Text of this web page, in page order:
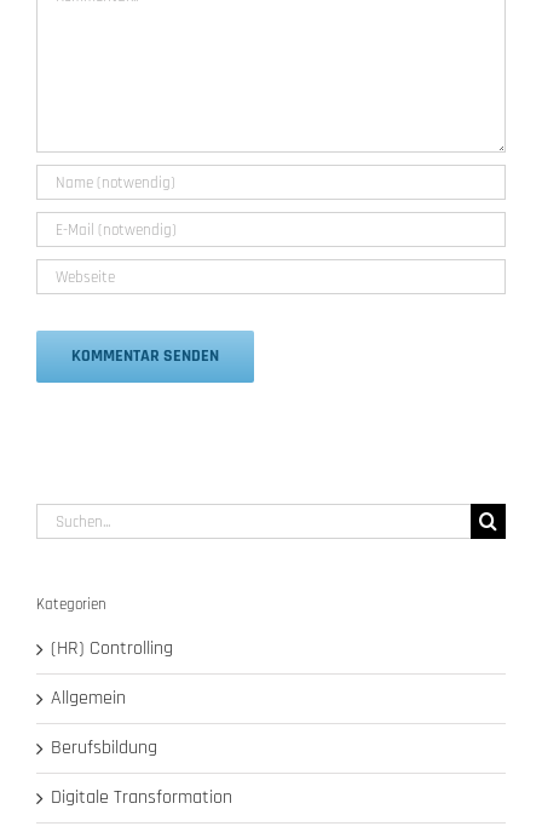
Suche
nach:
Kategorien
(HR) Controlling
Allgemein
Berufsbildung
Digitale Transformation